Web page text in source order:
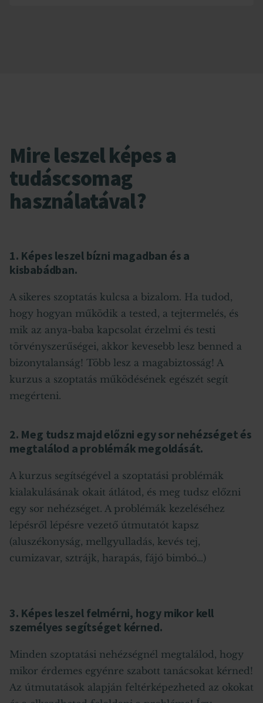
Mire leszel képes a
tudáscsomag
használatával?
1. Képes leszel bízni magadban és a
kisbabádban.
A sikeres szoptatás kulcsa a bizalom. Ha tudod,
hogy hogyan működik a tested, a tejtermelés, és
mik az anya-baba kapcsolat érzelmi és testi
törvényszerűségei, akkor kevesebb lesz benned a
bizonytalanság! Több lesz a magabiztosság! A
kurzus a szoptatás működésének egészét segít
megérteni.
2. Meg tudsz majd előzni egy sor nehézséget és
megtalálod a problémák megoldását.
A kurzus segítségével a szoptatási problémák
kialakulásának okait átlátod, és meg tudsz előzni
egy sor nehézséget. A problémák kezeléséhez
lépésről lépésre vezető útmutatót kapsz
(aluszékonyság, mellgyulladás, kevés tej,
cumizavar, sztrájk, harapás, fájó bimbó…)
3. Képes leszel felmérni, hogy mikor kell
személyes segítséget kérned.
Minden szoptatási nehézségnél megtalálod, hogy
mikor érdemes egyénre szabott tanácsokat kérned!
Az útmutatások alapján feltérképezheted az okokat